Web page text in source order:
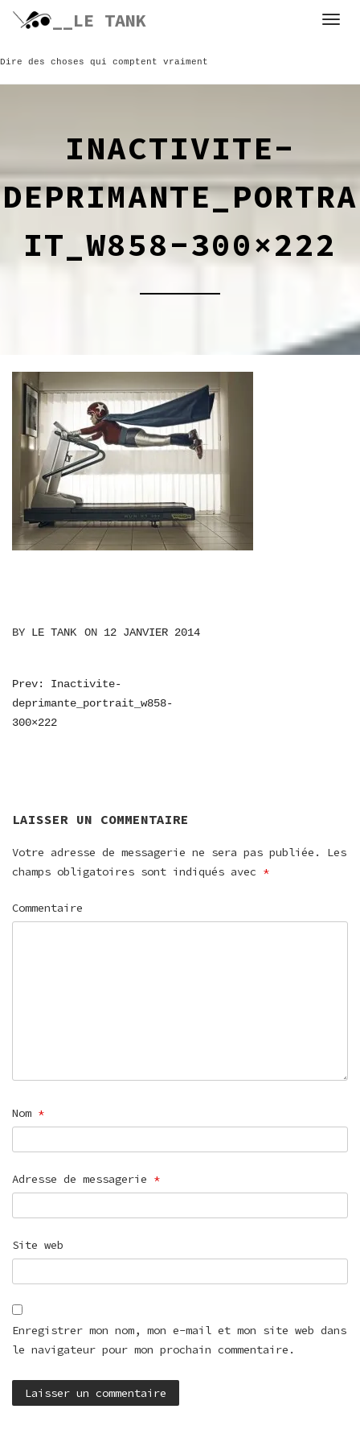
Skip
__LE TANK
Dire des choses qui comptent vraiment
INACTIVITE-
DEPRIMANTE_PORTRA
IT_W858-300×222
BY LE TANK ON 12 JANVIER 2014
NAVIGATION
DE
Prev: Inactivite-
deprimante_portrait_w858-
300×222
LAISSER UN COMMENTAIRE
Votre adresse de messagerie ne sera pas publiée.
Les
champs obligatoires sont indiqués avec *
Commentaire
Nom *
Adresse de messagerie *
Site web
Enregistrer mon nom, mon e-mail et mon site web dans
le navigateur pour mon prochain commentaire.